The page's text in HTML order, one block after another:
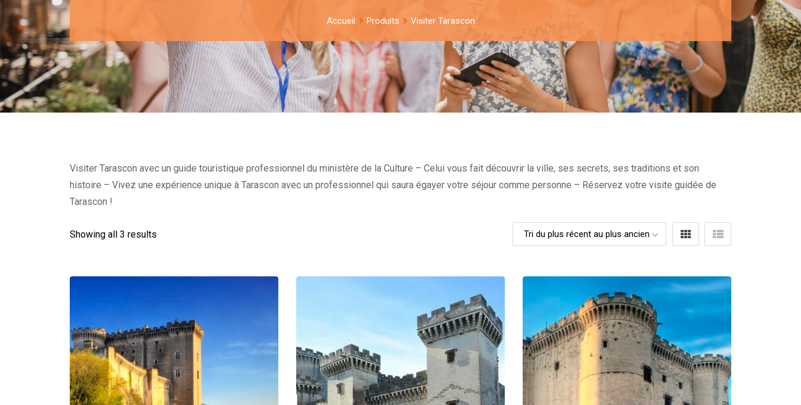
Accueil Produits Visiter Tarascon
Visiter Tarascon avec un guide touristique professionnel du ministère de la Culture – Celui vous fait découvrir la ville, ses secrets, ses traditions et son
histoire – Vivez une expérience unique à Tarascon avec un professionnel qui saura égayer votre séjour comme personne – Réservez votre visite guidée de
Tarascon !
Showing all 3 results